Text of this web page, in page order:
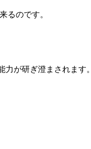
るのです。
が研ぎ澄まされます。